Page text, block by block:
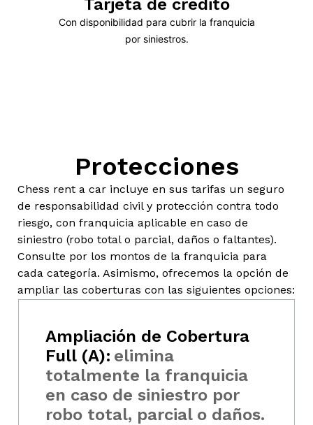
Tarjeta de crédito
Con disponibilidad para cubrir la franquicia
por siniestros.
Protecciones
Chess rent a car incluye en sus tarifas un seguro
de responsabilidad civil y protección contra todo
riesgo, con franquicia aplicable en caso de
siniestro (robo total o parcial, daños o faltantes).
Consulte por los montos de la franquicia para
cada categoría. Asimismo, ofrecemos la opción de
ampliar las coberturas con las siguientes opciones:
Ampliación de Cobertura
Full (A): elimina
totalmente la franquicia
en caso de siniestro por
robo total, parcial o daños.